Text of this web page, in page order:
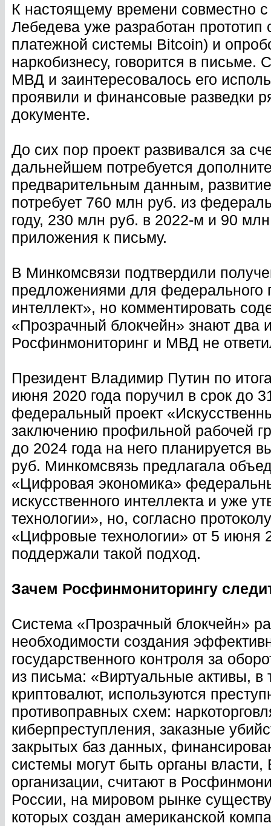
К настоящему времени совместно
Лебедева уже разработан
платежной системы Bitcoin) и
наркобизнесу, говорится в письме.
МВД и заинтересовалось его
проявили и финансовые разведки
документе.
До сих пор проект развивался за
дальнейшем потребуется
предварительным данным,
потребует 760 млн руб. из
году, 230 млн руб. в 2022-м и 90
приложения к письму.
В Минкомсвязи подтвердили
предложениями для федерального
интеллект», но комментировать
«Прозрачный блокчейн» знают два
Росфинмониторинг и МВД не
Президент Владимир Путин по
июня 2020 года поручил в срок до
федеральный проект
заключению профильной рабочей
до 2024 года на него планируется
руб. Минкомсвязь предлагала
«Цифровая экономика»
искусственного интеллекта и уже
технологии», но, согласно
«Цифровые технологии» от 5 июня
поддержали такой подход.
Зачем Росфинмониторингу
Система «Прозрачный блокчейн»
необходимости создания
государственного контроля за
из письма: «Виртуальные активы,
криптовалют, используются
противоправных схем:
киберпреступления, заказные
закрытых баз данных,
системы могут быть органы
организации, считают в
России, на мировом рынке
которых создан американской